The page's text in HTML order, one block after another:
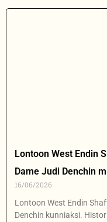
Lontoon West Endin
Dame Judi Denchin
16/06/2026
Lontoon West Endin
Denchin kunniaksi.